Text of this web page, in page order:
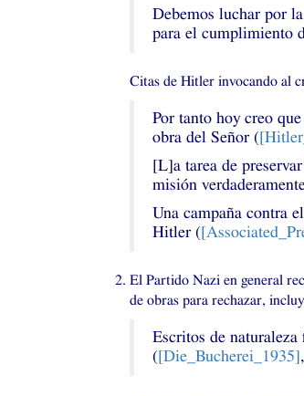
Debemos luchar por
para el cumplimiento
Citas de Hitler invocando al
Por tanto hoy creo
obra del Señor (
[L]a tarea de
misión
Una campaña contra
Hitler (
El Partido Nazi en general
de obras para rechazar,
Escritos de
([Die_Bucherei_1935]